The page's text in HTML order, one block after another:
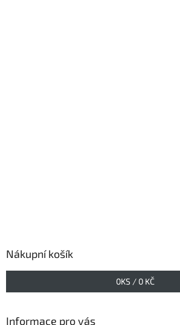
Nákupní košík
0KS / 0 KČ
Informace pro vás